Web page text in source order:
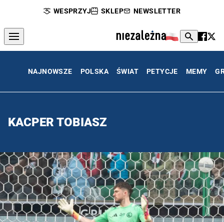
WESPRZYJ SKLEP NEWSLETTER
NAJNOWSZE POLSKA ŚWIAT PETYCJE MEMY
KACPER TOBIASZ